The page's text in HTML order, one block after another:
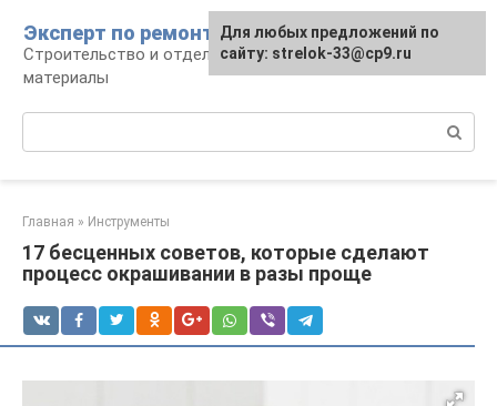
контенту
Эксперт по ремонту
Строительство и отделка: работы и
материалы
Главная » Инструменты
17 бесценных советов, которые сделают
процесс окрашивании в разы проще
Для любых предложений по
сайту: strelok-33@cp9.ru
Для любых предложений по
сайту: strelok-33@cp9.ru